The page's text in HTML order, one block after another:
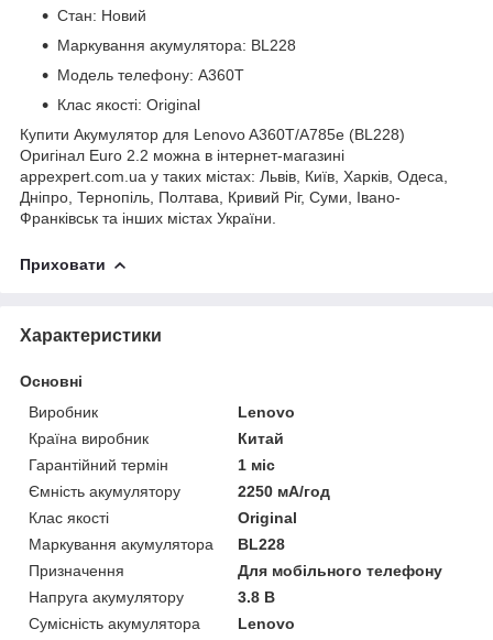
Стан: Новий
Маркування акумулятора: BL228
Модель телефону: A360T
Клас якості: Original
Купити Акумулятор для Lenovo A360T/A785e (BL228)
Оригінал Euro 2.2 можна в інтернет-магазині
appexpert.com.ua у таких містах: Львів, Київ, Харків, Одеса,
Дніпро, Тернопіль, Полтава, Кривий Ріг, Суми, Івано-
Франківськ та інших містах України.
Приховати
Характеристики
Основні
Виробник
Lenovo
Країна виробник
Китай
Гарантійний термін
1 міс
Ємність акумулятору
2250 мА/год
Клас якості
Original
Маркування акумулятора
BL228
Призначення
Для мобільного телефону
Напруга акумулятору
3.8 В
Сумісність акумулятора
Lenovo